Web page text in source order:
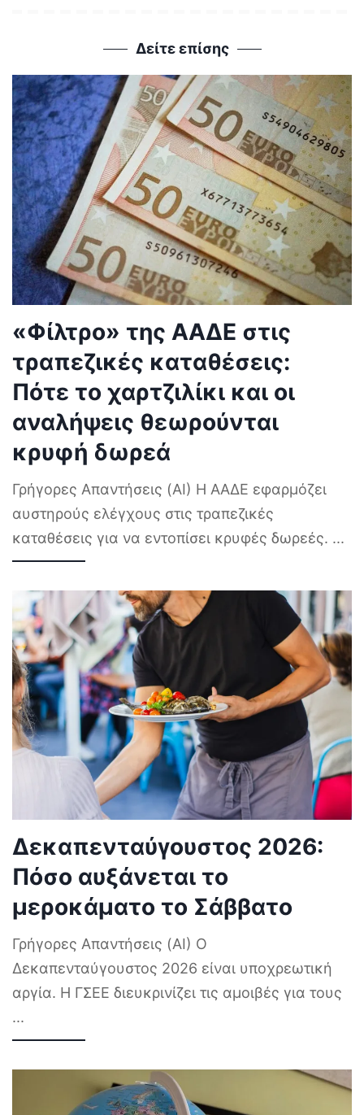
Δείτε επίσης
«Φίλτρο» της ΑΑΔΕ στις
τραπεζικές καταθέσεις:
Πότε το χαρτζιλίκι και οι
αναλήψεις θεωρούνται
κρυφή δωρεά
Γρήγορες Απαντήσεις (AI) Η ΑΑΔΕ εφαρμόζει
αυστηρούς ελέγχους στις τραπεζικές
καταθέσεις για να εντοπίσει κρυφές δωρεές. ...
Δεκαπενταύγουστος 2026:
Πόσο αυξάνεται το
μεροκάματο το Σάββατο
Γρήγορες Απαντήσεις (AI) Ο
Δεκαπενταύγουστος 2026 είναι υποχρεωτική
αργία. Η ΓΣΕΕ διευκρινίζει τις αμοιβές για τους
...